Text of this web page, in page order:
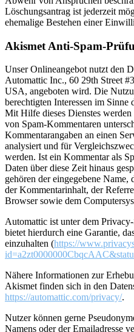
Löschungsantrag ist jederzeit
ehemalige Bestehen einer
Akismet Anti-Spam-
Unser Onlineangebot nutzt den
Automattic Inc., 60 29th Street
USA, angeboten wird. Die
berechtigten Interessen im
Mit Hilfe dieses Dienstes
von Spam-Kommentaren
Kommentarangaben an einen
analysiert und für
werden. Ist ein Kommentar als
Daten über diese Zeit hinaus
gehören der eingegebene Name,
der Kommentarinhalt, der
Browser sowie dem
Automattic ist unter dem
bietet hierdurch eine Garantie,
einzuhalten (https://
Nähere Informationen zur
Akismet finden sich in den
https://automattic.com/privacy/.
Nutzer können gerne
Namens oder der Emailadresse